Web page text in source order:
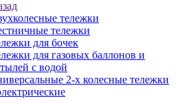
тележки
тележки
для бочек
для газовых баллонов и
с водой
2-х колесные тележки